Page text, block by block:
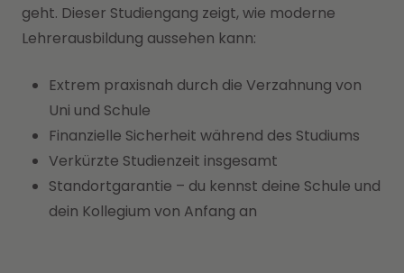
geht. Dieser Studiengang zeigt, wie moderne
Lehrerausbildung aussehen kann:
Extrem praxisnah durch die Verzahnung von
Uni und Schule
Finanzielle Sicherheit während des Studiums
Verkürzte Studienzeit insgesamt
Standortgarantie – du kennst deine Schule und
dein Kollegium von Anfang an